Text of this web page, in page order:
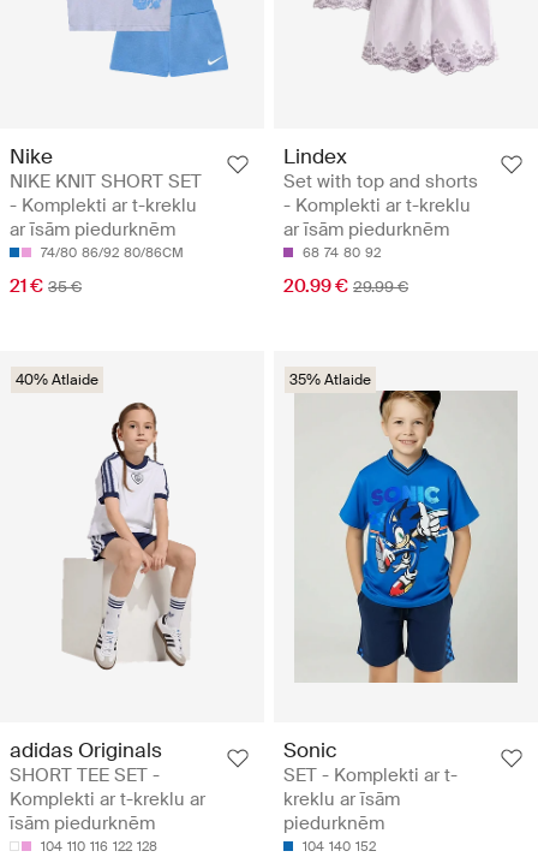
Nike
NIKE KNIT SHORT SET
- Komplekti ar t-kreklu
ar īsām piedurknēm
74/80 86/92 80/86CM
21 € 35 €
Lindex
Set with top and shorts
- Komplekti ar t-kreklu
ar īsām piedurknēm
68 74 80 92
20.99 € 29.99 €
40% Atlaide
adidas Originals
SHORT TEE SET -
Komplekti ar t-kreklu ar
īsām piedurknēm
104 110 116 122 128
35% Atlaide
Sonic
SET - Komplekti ar t-
kreklu ar īsām
piedurknēm
104 140 152